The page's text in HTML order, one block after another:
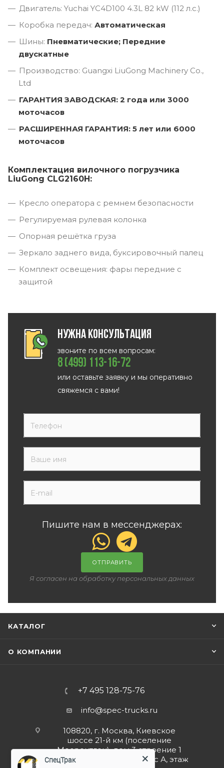
Двигатель: Yuchai YC4D100 4.3L 82 kW (112 л.с.)
Коробка передач: Автоматическая
Шины: Пневматические; Передние
двускатные
Производство: Guangxi LiuGong Machinery Co.,
Ltd
ГАРАНТИЯ ЗАВОДСКАЯ: 2 года или 3000
моточасов
РАСШИРЕННАЯ ГАРАНТИЯ: 5 лет или 6000
моточасов
Комплектация вилочного погрузчика
LiuGong CLG2160H:
Кресло оператора с ремнем безопасности
Регулируемая рулевая колонка
Опорная решётка груза
Зеркало заднего вида, буксировочный палец
Комплект освещения: фары передние с
защитой
Нужна консультация
звоните по всем вопросам:
8 (499) 113-16-72
или оставьте заявку и мы оперативно
свяжемся с вами!
Пишите нам в мессенджерах:
ОТПРАВИТЬ
Я согласен на обработку персональных данных
КАТАЛОГ
О КОМПАНИИ
+7 495 128-75-76
info@spec-trucks.ru
108820, г. Москва, Киевское
шоссе 21-й км (поселение
Мосрентген), дом 3 строение 1
(Бизнес-центр G10), корпус А, этаж
СпецТрак